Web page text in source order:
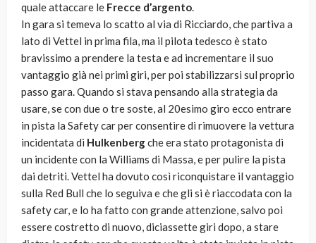
quale attaccare le Frecce d’argento.
In gara si temeva lo scatto al via di Ricciardo, che partiva a
lato di Vettel in prima fila, ma il pilota tedesco è stato
bravissimo a prendere la testa e ad incrementare il suo
vantaggio già nei primi giri, per poi stabilizzarsi sul proprio
passo gara. Quando si stava pensando alla strategia da
usare, se con due o tre soste, al 20esimo giro ecco entrare
in pista la Safety car per consentire di rimuovere la vettura
incidentata di Hulkenbergche era stato protagonista di
un incidente con la Williams di Massa, e per pulire la pista
dai detriti. Vettel ha dovuto così riconquistare il vantaggio
sulla Red Bull che lo seguiva e che gli si è riaccodata con la
safety car, e lo ha fatto con grande attenzione, salvo poi
essere costretto di nuovo, diciassette giri dopo, a stare